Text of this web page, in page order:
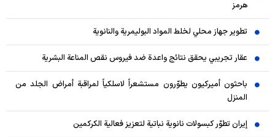
هرمز
تطوير جهاز محلي لخلط المواد البوليمرية والنانوية
عقار تجريبي يحقق نتائج واعدة ضد فيروس نقص المناعة البشرية
باحثون أميركيون يطوّرون مستشعراً لاسلكياً لمراقبة أمراض الجلد من
المنزل
إيران تطوّر كبسولات نانوية نباتية لتعزيز فعالية الكركمين